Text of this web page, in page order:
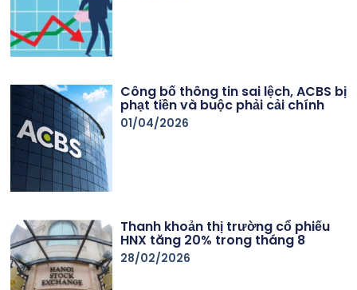
Công bố thông tin sai lệch, ACBS bị
phạt tiền và buộc phải cải chính
01/04/2026
Thanh khoản thị trường cổ phiếu
HNX tăng 20% trong tháng 8
28/02/2026